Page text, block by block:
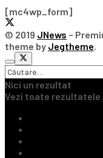
[mc4wp_form]
© 2019 JNews –
theme by Jegtheme
Nici un rezultat
Vezi toate rezultatele